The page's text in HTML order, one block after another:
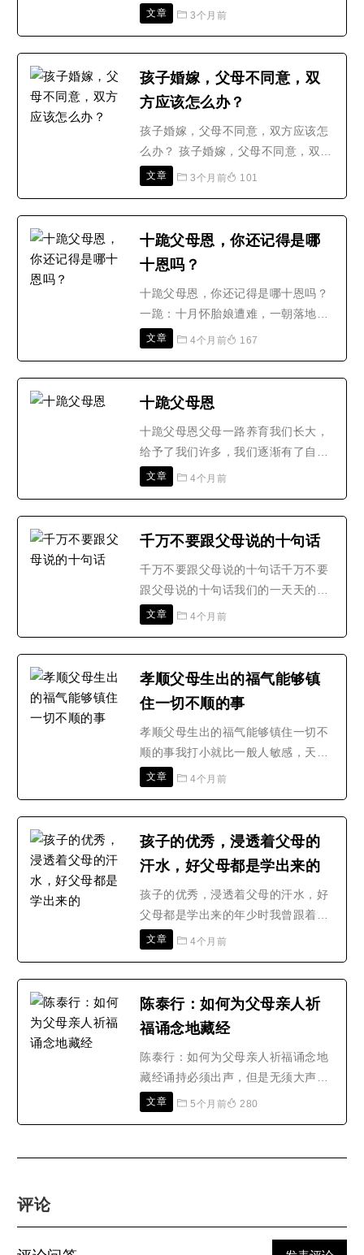
问：什么是至孝?宣化上人：释迦牟
后在菩提树下悟道。在他成佛之后，
孝。现代的孝道是研究孝子们的行
为，以它为榜样。古代的孝道是依..
文章 3个月前
孩子婚嫁，父母不同意，双
方应该怎么办？
孩子婚嫁，父母不同意，双方应该怎
么办？ 孩子婚嫁，父母不同意，双方
应该怎么办？ 这位同修问了两个问
随顺父母心意才算尽孝？」答：孝，
但是顺，不是顺情识，是顺本性，这
个要知道，千万不能弄错。现..
文章 3个月前 101
十跪父母恩，你还记得是哪
十恩吗？
十跪父母恩，你还记得是哪十恩吗？
一跪：十月怀胎娘遭难，一朝落地娘
心宽；赤身无有一根线，问爹问娘要
替孩把病担；东拜菩萨西拜仙，焚香
方才展笑颜。三跪：学走恐怕跌石
坎，常防火与水边边；时时刻..
文章 4个月前 167
十跪父母恩
十跪父母恩父母一路养育我们长大，
给予了我们许多，我们逐渐有了自己
的思想，自己的思维方式，这时候，
恩，虽说现在孝顺父母也被写进了法
规来要求的，而是自觉的。一跪：十
月怀胎娘遭难，一朝落地娘心..
文章 4个月前
千万不要跟父母说的十句话
千万不要跟父母说的十句话千万不要
跟父母说的十句话我们的一天天的长
大就意味着父母一天天的老去，虽然
作为父母，在我们耳边永远是唠叨、
烦，但是我们不能不知，我们不能反
驳，因为他们是我们的衣食父..
文章 4个月前
孝顺父母生出的福气能够镇
住一切不顺的事
孝顺父母生出的福气能够镇住一切不
顺的事我打小就比一般人敏感，天生
就会那么一点(也只会这么一点)，我
不懂的，我小时候自然懂得的是望气
里跑，我什么也不干，我就去呆着。
为什么呢? 这家人的家里祥..
文章 4个月前
孩子的优秀，浸透着父母的
汗水，好父母都是学出来的
孩子的优秀，浸透着父母的汗水，好
父母都是学出来的年少时我曾跟着母
亲去捡麦穗，结果母亲却被看守人打
发苍苍的老人。我想过去报仇，却被
话：“儿子，那个打我的人，与这个老
人，并不是一个人。”这就是..
文章 4个月前
陈泰行：如何为父母亲人祈
福诵念地藏经
陈泰行：如何为父母亲人祈福诵念地
藏经诵持必须出声，但是无须大声有
声即可，重以诚心诚意的恭敬心和忏
90分钟为宜。速度不快不慢，但是吐
文章 5个月前 280
评论